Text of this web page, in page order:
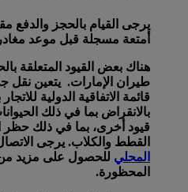
يرجى القيام بالحجز والدفع
أمتعة مسجلة قبل موعد
هناك بعض القيود المتعلقة
طيران الإمارات. يتعين نقل
قائمة الاتفاقية الدولية
بالانقراض بما في ذلك
قيود أخرى، بما في ذلك حظر
القطط والكلاب. يرجى
المحلي للحصول على مزيد من
المحظورة.